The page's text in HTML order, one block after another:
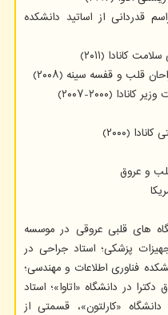
در مراسم قدردانی از اساتید دانشکده
کانادا (۲۰۱۱)
قلب و قفسه سینه (۲۰۰۸)
(۲۰۰۰-۲۰۰۷)
(۲۰۰۰)
و عروق
های قلبی عروقی در موسسه
پزشکی؛ استاد جراحی در
فناوری اطلاعات و مهندسی؛
در دانشگاه «اتاوا»؛ استاد
«کارلتون»، قسمتی از